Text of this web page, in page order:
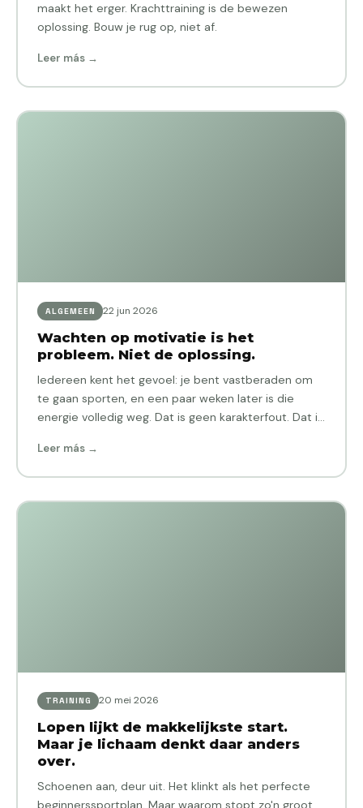
maakt het erger. Krachttraining is de bewezen
oplossing. Bouw je rug op, niet af.
Leer más →
ALGEMEEN 22 jun 2026
Wachten op motivatie is het
probleem. Niet de oplossing.
Iedereen kent het gevoel: je bent vastberaden om
te gaan sporten, en een paar weken later is die
energie volledig weg. Dat is geen karakterfout. Dat is
Leer más →
TRAINING 20 mei 2026
Lopen lijkt de makkelijkste start.
Maar je lichaam denkt daar anders
over.
Schoenen aan, deur uit. Het klinkt als het perfecte
beginnerssportplan. Maar waarom stopt zo'n groot